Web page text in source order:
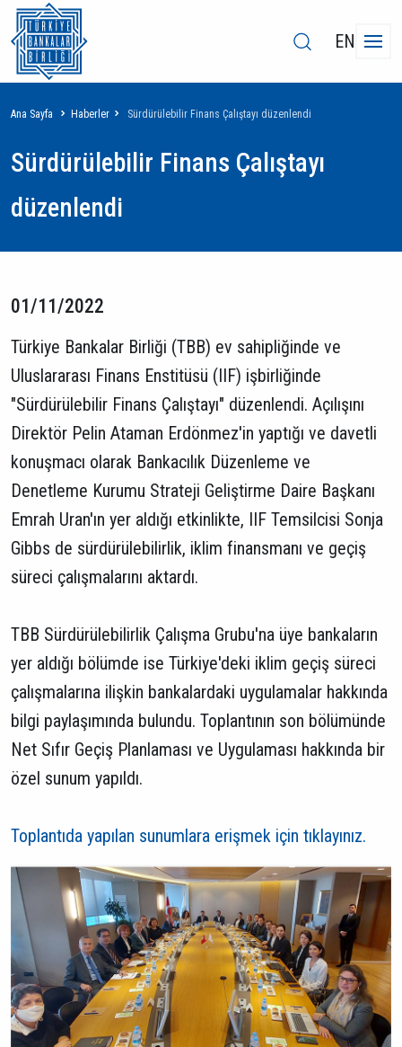
EN
Sayfa
yolu
Ana Sayfa Haberler Sürdürülebilir Finans Çalıştayı düzenlendi
Sürdürülebilir Finans Çalıştayı
düzenlendi
01/11/2022
Türkiye Bankalar Birliği (TBB) ev sahipliğinde ve
Uluslararası Finans Enstitüsü (IIF) işbirliğinde
"Sürdürülebilir Finans Çalıştayı" düzenlendi. Açılışını
Direktör Pelin Ataman Erdönmez'in yaptığı ve davetli
konuşmacı olarak Bankacılık Düzenleme ve
Denetleme Kurumu Strateji Geliştirme Daire Başkanı
Emrah Uran'ın yer aldığı etkinlikte, IIF Temsilcisi Sonja
Gibbs de sürdürülebilirlik, iklim finansmanı ve geçiş
süreci çalışmalarını aktardı.
TBB Sürdürülebilirlik Çalışma Grubu'na üye bankaların
yer aldığı bölümde ise Türkiye'deki iklim geçiş süreci
çalışmalarına ilişkin bankalardaki uygulamalar hakkında
bilgi paylaşımında bulundu. Toplantının son bölümünde
Net Sıfır Geçiş Planlaması ve Uygulaması hakkında bir
özel sunum yapıldı.
Toplantıda yapılan sunumlara erişmek için tıklayınız.